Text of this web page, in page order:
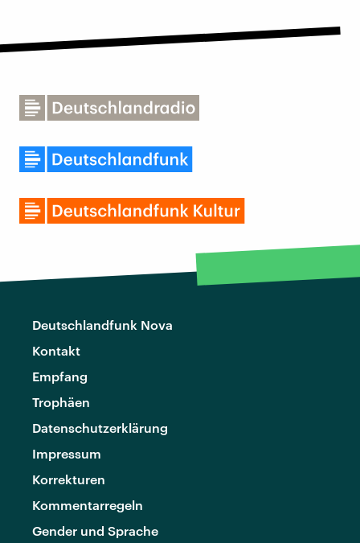
Deutschlandfunk Nova
Kontakt
Empfang
Trophäen
Datenschutzerklärung
Impressum
Korrekturen
Kommentarregeln
Gender und Sprache